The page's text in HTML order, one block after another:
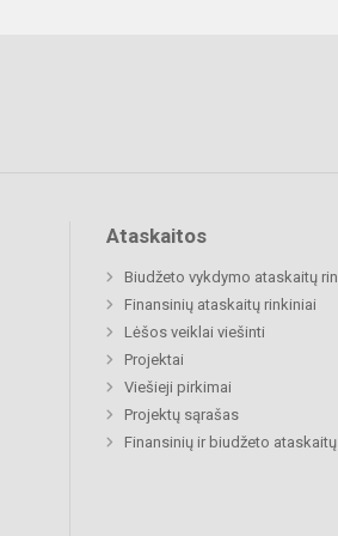
Ataskaitos
Biudžeto vykdymo ataskaitų
Finansinių ataskaitų rinkiniai
Lėšos veiklai viešinti
Projektai
Viešieji pirkimai
Projektų sąrašas
Finansinių ir biudžeto